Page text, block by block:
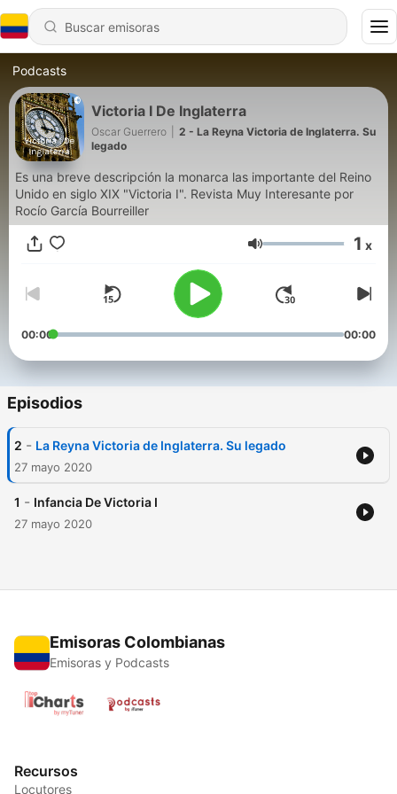
Podcasts
Victoria I De Inglaterra
Oscar Guerrero
2 - La Reyna Victoria de Inglaterra. Su
legado
Es una breve descripción la monarca las importante del Reino
Unido en siglo XIX "Victoria I". Revista Muy Interesante por
Rocío García Bourreiller
Volumen 1 x
00:00 00:00
Episodios
2 - La Reyna Victoria de Inglaterra. Su legado
27 mayo 2020
1 - Infancia De Victoria I
27 mayo 2020
Emisoras Colombianas
Emisoras y Podcasts
Recursos
Locutores